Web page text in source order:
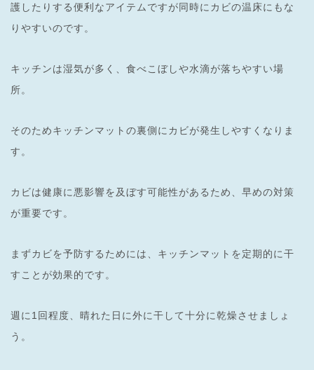
護したりする便利なアイテムですが同時にカビの温床にもな
りやすいのです。
キッチンは湿気が多く、食べこぼしや水滴が落ちやすい場
所。
そのためキッチンマットの裏側にカビが発生しやすくなりま
す。
カビは健康に悪影響を及ぼす可能性があるため、早めの対策
が重要です。
まずカビを予防するためには、キッチンマットを定期的に干
すことが効果的です。
週に1回程度、晴れた日に外に干して十分に乾燥させましょ
う。